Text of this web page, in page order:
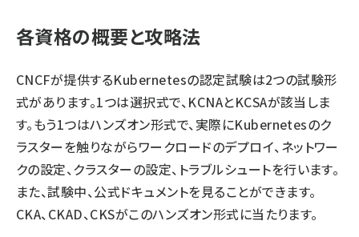
各資格の概要と攻略法
CNCFが提供するKubernetesの認定試験は2つの試験形
式があります。1つは選択式で、KCNAとKCSAが該当しま
す。もう1つはハンズオン形式で、実際にKubernetesのク
ラスターを触りながらワークロードのデプロイ、ネットワー
クの設定、クラスターの設定、トラブルシュートを行います。
また、試験中、公式ドキュメントを見ることができます。
CKA、CKAD、CKSがこのハンズオン形式に当たります。